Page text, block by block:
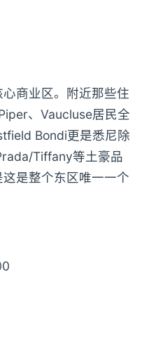
商业区。附近那些住
、Vaucluse居民全
Bondi更是悉尼除
Tiffany等土豪品
是整个东区唯一一个